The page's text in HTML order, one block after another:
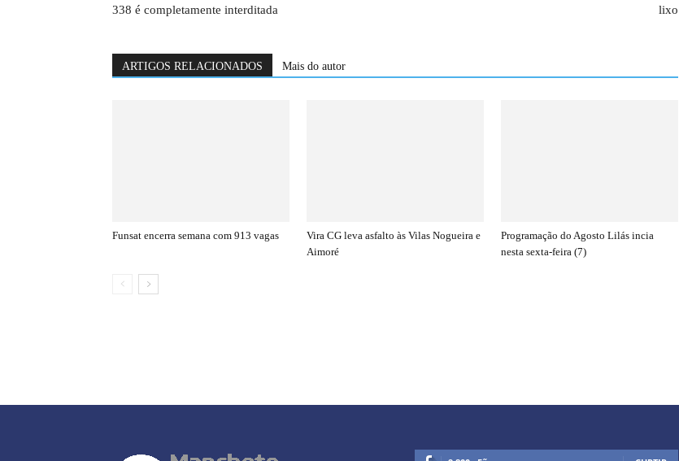
338 é completamente interditada
lixo
ARTIGOS RELACIONADOS Mais do autor
Funsat encerra semana com 913 vagas
Vira CG leva asfalto às Vilas Nogueira e
Aimoré
Programação do Agosto Lilás incia
nesta sexta-feira (7)